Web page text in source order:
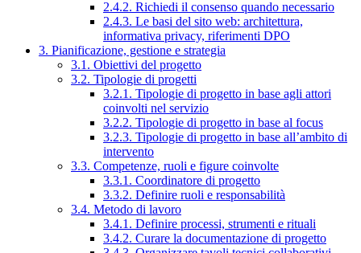
2.4.2. Richiedi il consenso quando necessario
2.4.3. Le basi del sito web: architettura,
informativa privacy, riferimenti DPO
3. Pianificazione, gestione e strategia
3.1. Obiettivi del progetto
3.2. Tipologie di progetti
3.2.1. Tipologie di progetto in base agli attori
coinvolti nel servizio
3.2.2. Tipologie di progetto in base al focus
3.2.3. Tipologie di progetto in base all’ambito di
intervento
3.3. Competenze, ruoli e figure coinvolte
3.3.1. Coordinatore di progetto
3.3.2. Definire ruoli e responsabilità
3.4. Metodo di lavoro
3.4.1. Definire processi, strumenti e rituali
3.4.2. Curare la documentazione di progetto